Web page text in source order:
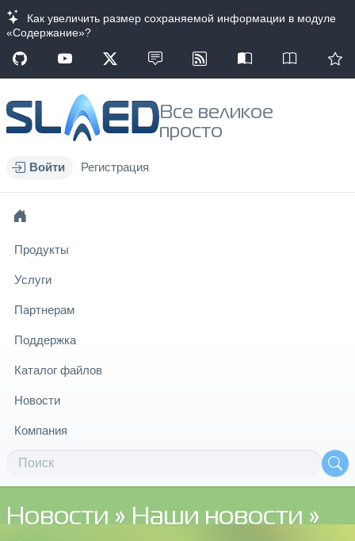
Как увеличить размер сохраняемой информации в модуле
«Содержание»?
Все великое
просто
Войти Регистрация
Продукты
Услуги
Партнерам
Поддержка
Каталог файлов
Новости
Компания
Новости » Наши новости »